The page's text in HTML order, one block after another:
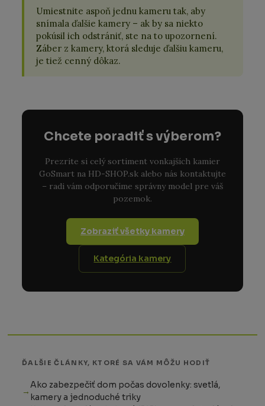
Umiestnite aspoň jednu kameru tak, aby
snímala ďalšie kamery – ak by sa niekto
pokúsil ich odstrániť, ste na to upozornení.
Záber z kamery, ktorá sleduje ďalšiu kameru,
je tiež cenný dôkaz.
Chcete poradiť s výberom?
Prezrite si celý sortiment vonkajších kamier
GoSmart na HD-SHOP.sk alebo nás kontaktujte
– radi vám odporučíme správny model pre váš
pozemok.
Zobraziť všetky kamery
Kategória kamery
ĎALŠIE ČLÁNKY, KTORÉ SA VÁM MÔŽU HODIŤ
Ako zabezpečiť dom počas dovolenky: svetlá,
kamery a jednoduché triky